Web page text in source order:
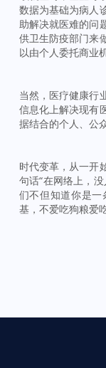
数据为基础为病人
助解决就医难的问
供卫生防疫部门来
以由个人委托商业
当然，医疗健康行
信息化上解决现有
据结合的个人、公
时代变革，从一开
句话“在网络上，
们不但知道你是
基，不爱吃狗粮爱